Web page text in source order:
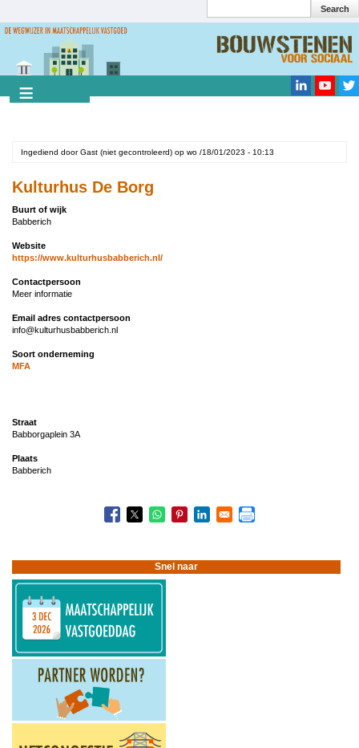
naar
gaan
Search
Ingediend doorGast (niet gecontroleerd) op wo /18/01/2023 - 10:13
Kulturhus De Borg
Buurt of wijk
Babberich
Website
https://www.kulturhusbabberich.nl/
Contactpersoon
Meer informatie
Email adres contactpersoon
info@kulturhusbabberich.nl
Soort onderneming
MFA
Straat
Babborgaplein 3A
Plaats
Babberich
Snel naar